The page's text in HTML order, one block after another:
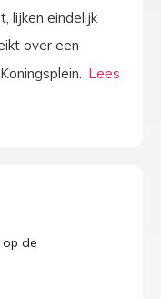
lijken eindelijk
over een
de